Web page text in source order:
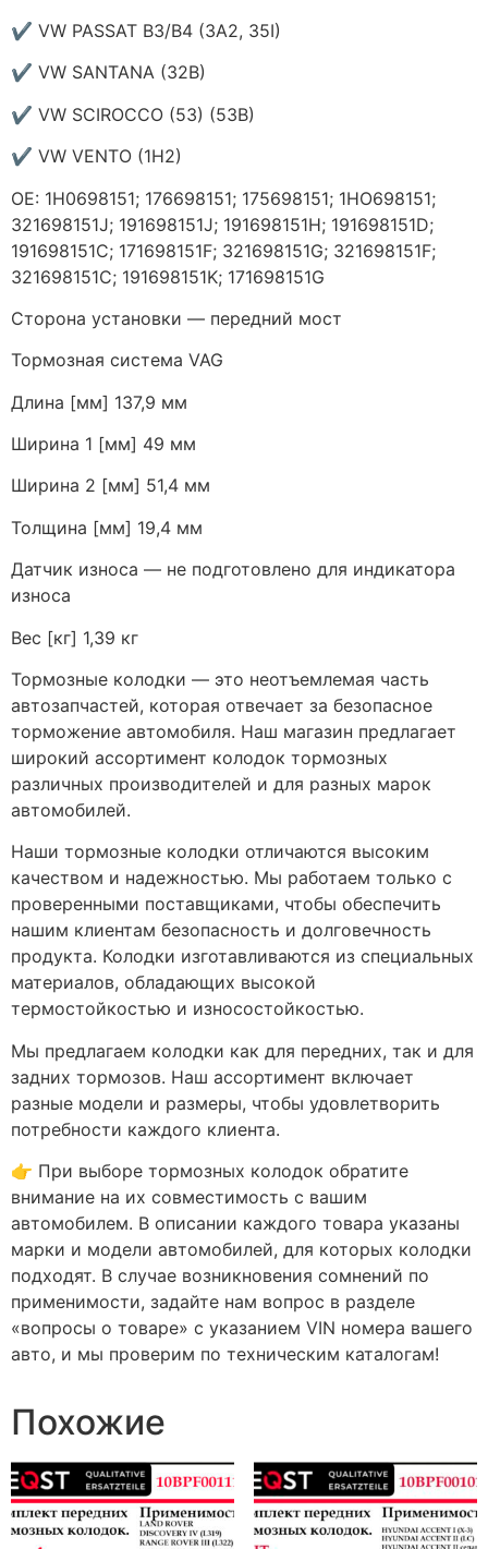
✔ VW PASSAT B3/B4 (3A2, 35I)
✔ VW SANTANA (32B)
✔ VW SCIROCCO (53) (53B)
✔ VW VENTO (1H2)
ОЕ: 1H0698151; 176698151; 175698151; 1HO698151;
321698151J; 191698151J; 191698151H; 191698151D;
191698151C; 171698151F; 321698151G; 321698151F;
321698151C; 191698151K; 171698151G
Сторона установки — передний мост
Тормозная система VAG
Длина [мм] 137,9 мм
Ширина 1 [мм] 49 мм
Ширина 2 [мм] 51,4 мм
Толщина [мм] 19,4 мм
Датчик износа — не подготовлено для индикатора
износа
Вес [кг] 1,39 кг
Тормозные колодки — это неотъемлемая часть
автозапчастей, которая отвечает за безопасное
торможение автомобиля. Наш магазин предлагает
широкий ассортимент колодок тормозных
различных производителей и для разных марок
автомобилей.
Наши тормозные колодки отличаются высоким
качеством и надежностью. Мы работаем только с
проверенными поставщиками, чтобы обеспечить
нашим клиентам безопасность и долговечность
продукта. Колодки изготавливаются из специальных
материалов, обладающих высокой
термостойкостью и износостойкостью.
Мы предлагаем колодки как для передних, так и для
задних тормозов. Наш ассортимент включает
разные модели и размеры, чтобы удовлетворить
потребности каждого клиента.
👉 При выборе тормозных колодок обратите
внимание на их совместимость с вашим
автомобилем. В описании каждого товара указаны
марки и модели автомобилей, для которых колодки
подходят. В случае возникновения сомнений по
применимости, задайте нам вопрос в разделе
«вопросы о товаре» с указанием VIN номера вашего
авто, и мы проверим по техническим каталогам!
Похожие